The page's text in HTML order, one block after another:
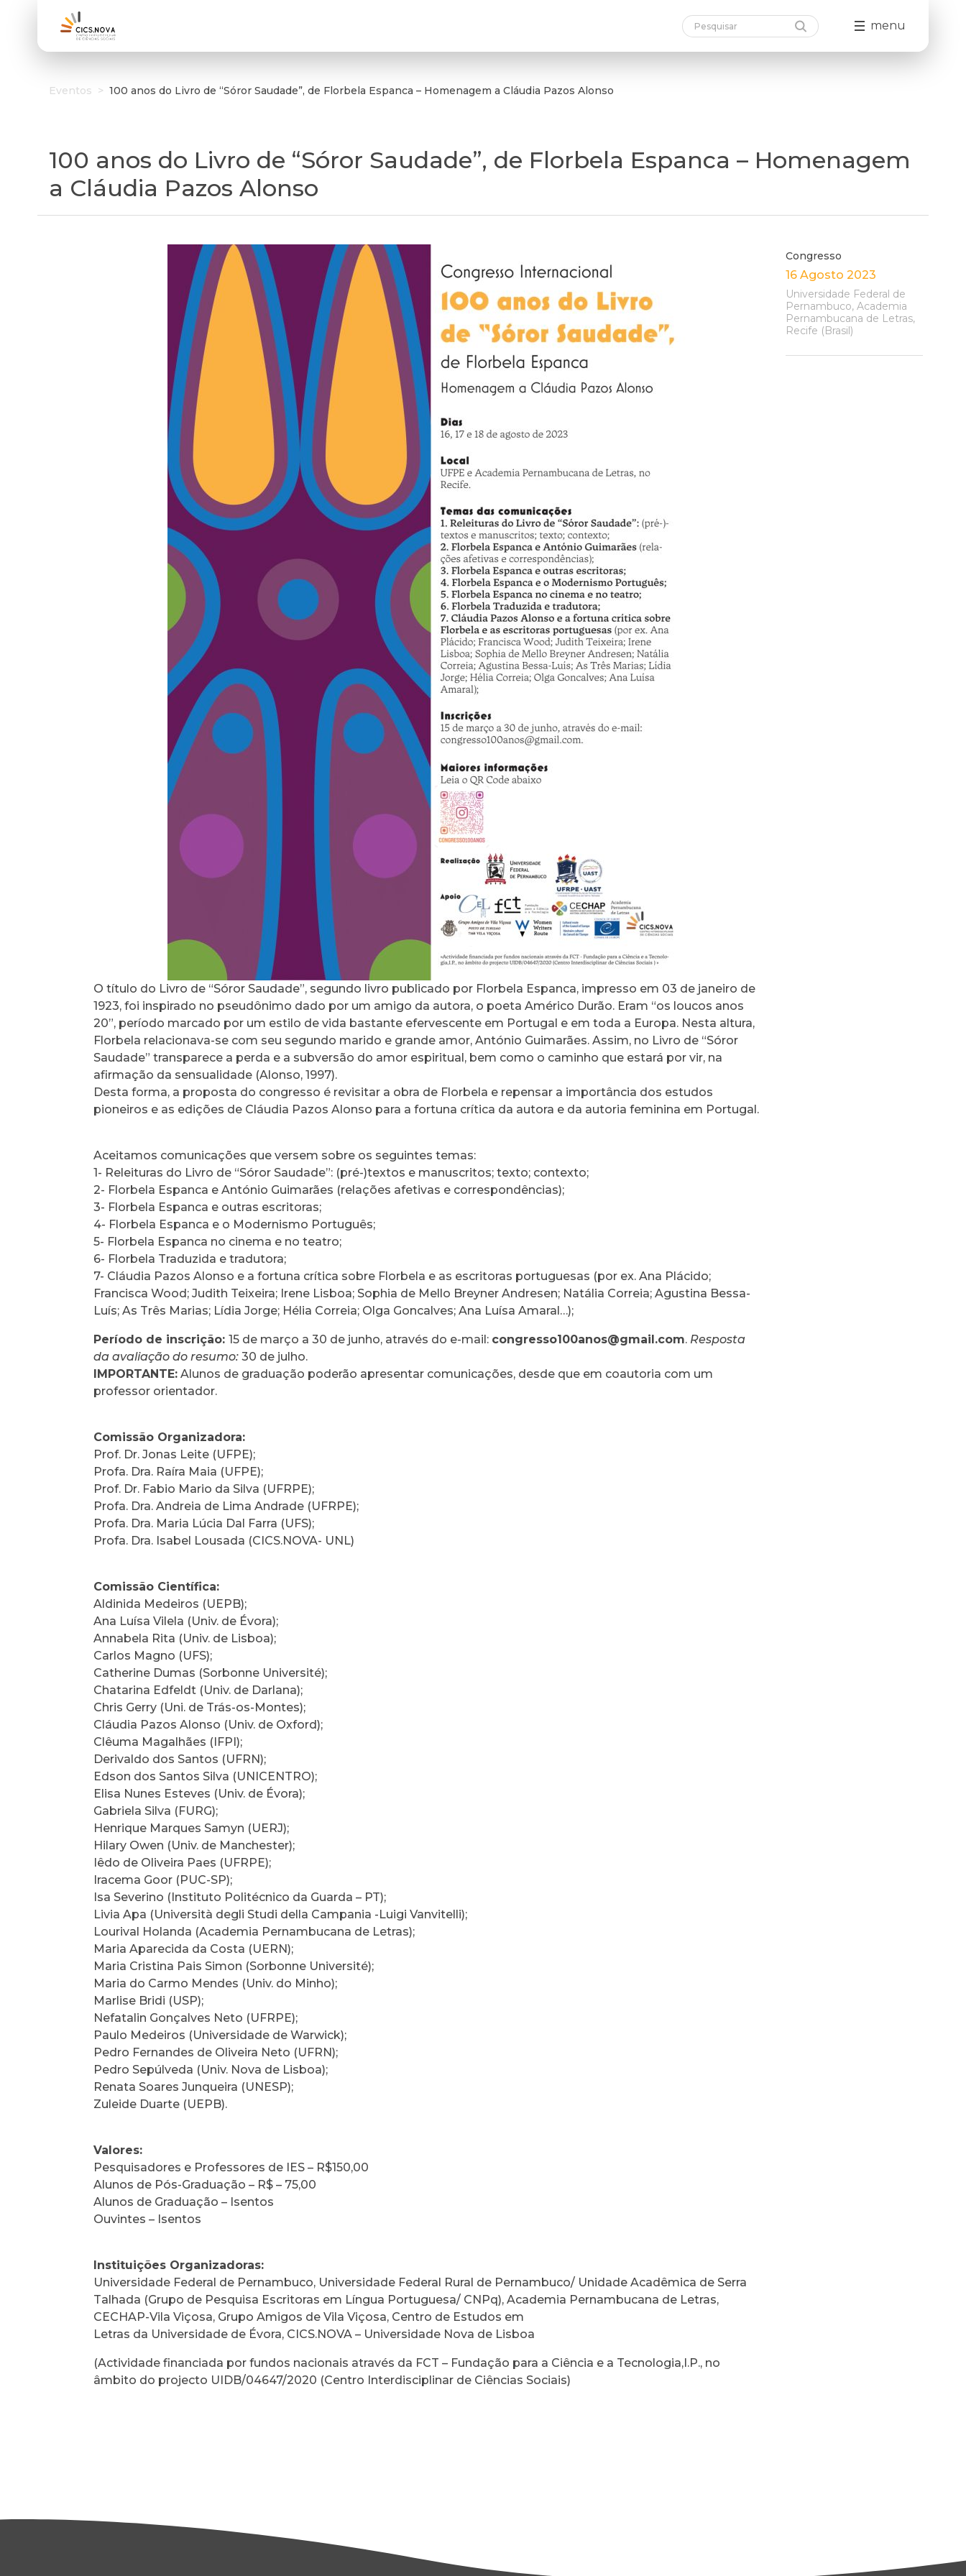
menu
Eventos > 100 anos do Livro de “Sóror Saudade”, de Florbela Espanca – Homenagem a Cláudia Pazos Alonso
100 anos do Livro de “Sóror Saudade”, de Florbela Espanca – Homenagem
a Cláudia Pazos Alonso
O título do Livro de “Sóror Saudade”, segundo livro publicado por Florbela Espanca, impresso em 03 de janeiro de
1923, foi inspirado no pseudônimo dado por um amigo da autora, o poeta Américo Durão. Eram “os loucos anos
20”, período marcado por um estilo de vida bastante efervescente em Portugal e em toda a Europa. Nesta altura,
Florbela relacionava-se com seu segundo marido e grande amor, António Guimarães. Assim, no Livro de “Sóror
Saudade” transparece a perda e a subversão do amor espiritual, bem como o caminho que estará por vir, na
afirmação da sensualidade (Alonso, 1997).
Desta forma, a proposta do congresso é revisitar a obra de Florbela e repensar a importância dos estudos
pioneiros e as edições de Cláudia Pazos Alonso para a fortuna crítica da autora e da autoria feminina em Portugal.
Aceitamos comunicações que versem sobre os seguintes temas:
1- Releituras do Livro de “Sóror Saudade”: (pré-)textos e manuscritos; texto; contexto;
2- Florbela Espanca e António Guimarães (relações afetivas e correspondências);
3- Florbela Espanca e outras escritoras;
4- Florbela Espanca e o Modernismo Português;
5- Florbela Espanca no cinema e no teatro;
6- Florbela Traduzida e tradutora;
7- Cláudia Pazos Alonso e a fortuna crítica sobre Florbela e as escritoras portuguesas (por ex. Ana Plácido;
Francisca Wood; Judith Teixeira; Irene Lisboa; Sophia de Mello Breyner Andresen; Natália Correia; Agustina Bessa-
Luís; As Três Marias; Lídia Jorge; Hélia Correia; Olga Goncalves; Ana Luísa Amaral…);
Período de inscrição:15 de março a 30 de junho, através do e-mail: congresso100anos@gmail.com. Resposta
da avaliação do resumo: 30 de julho.
IMPORTANTE: Alunos de graduação poderão apresentar comunicações, desde que em coautoria com um
professor orientador.
Comissão Organizadora:
Prof. Dr. Jonas Leite (UFPE);
Profa. Dra. Raíra Maia (UFPE);
Prof. Dr. Fabio Mario da Silva (UFRPE);
Profa. Dra. Andreia de Lima Andrade (UFRPE);
Profa. Dra. Maria Lúcia Dal Farra (UFS);
Profa. Dra. Isabel Lousada (CICS.NOVA- UNL)
Comissão Científica:
Aldinida Medeiros (UEPB);
Ana Luísa Vilela (Univ. de Évora);
Annabela Rita (Univ. de Lisboa);
Carlos Magno (UFS);
Catherine Dumas (Sorbonne Université);
Chatarina Edfeldt (Univ. de Darlana);
Chris Gerry (Uni. de Trás-os-Montes);
Cláudia Pazos Alonso (Univ. de Oxford);
Clêuma Magalhães (IFPI);
Derivaldo dos Santos (UFRN);
Edson dos Santos Silva (UNICENTRO);
Elisa Nunes Esteves (Univ. de Évora);
Gabriela Silva (FURG);
Henrique Marques Samyn (UERJ);
Hilary Owen (Univ. de Manchester);
Iêdo de Oliveira Paes (UFRPE);
Iracema Goor (PUC-SP);
Isa Severino (Instituto Politécnico da Guarda – PT);
Livia Apa (Università degli Studi della Campania -Luigi Vanvitelli);
Lourival Holanda (Academia Pernambucana de Letras);
Maria Aparecida da Costa (UERN);
Maria Cristina Pais Simon (Sorbonne Université);
Maria do Carmo Mendes (Univ. do Minho);
Marlise Bridi (USP);
Nefatalin Gonçalves Neto (UFRPE);
Paulo Medeiros (Universidade de Warwick);
Pedro Fernandes de Oliveira Neto (UFRN);
Pedro Sepúlveda (Univ. Nova de Lisboa);
Renata Soares Junqueira (UNESP);
Zuleide Duarte (UEPB).
Valores:
Pesquisadores e Professores de IES – R$150,00
Alunos de Pós-Graduação – R$ – 75,00
Alunos de Graduação – Isentos
Ouvintes – Isentos
Instituições Organizadoras:
Universidade Federal de Pernambuco, Universidade Federal Rural de Pernambuco/ Unidade Acadêmica de Serra
Talhada (Grupo de Pesquisa Escritoras em Língua Portuguesa/ CNPq), Academia Pernambucana de Letras,
CECHAP-Vila Viçosa, Grupo Amigos de Vila Viçosa, Centro de Estudos em
Letras da Universidade de Évora, CICS.NOVA – Universidade Nova de Lisboa
(Actividade financiada por fundos nacionais através da FCT – Fundação para a Ciência e a Tecnologia,I.P., no
âmbito do projecto UIDB/04647/2020 (Centro Interdisciplinar de Ciências Sociais)
Congresso
16 Agosto 2023
Universidade Federal de
Pernambuco, Academia
Pernambucana de Letras,
Recife (Brasil)